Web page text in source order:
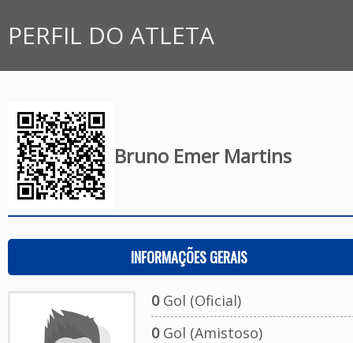
PERFIL DO ATLETA
Bruno Emer Martins
INFORMAÇÕES GERAIS
0Gol (Oficial)
0Gol (Amistoso)